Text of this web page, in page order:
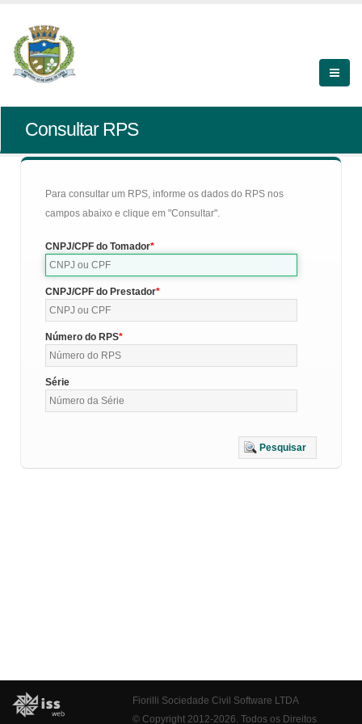
Consultar RPS
Para consultar um RPS, informe os dados do RPS nos
campos abaixo e clique em "Consultar".
CNPJ/CPF do Tomador
CNPJ/CPF do Prestador
Número do RPS
Série
Pesquisar
Fiorilli Sociedade Civil Software LTDA
© Copyright 2012-2026. Todos os Direitos